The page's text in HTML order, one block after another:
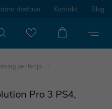
dostava Kontakt Blog
periferija
Pro 3 PS4,